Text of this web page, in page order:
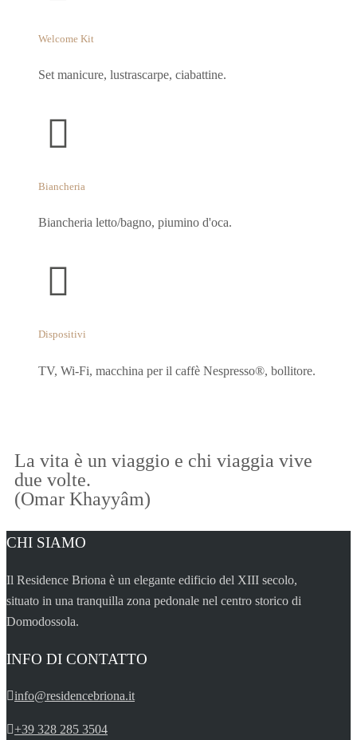
Welcome Kit
Set manicure, lustrascarpe, ciabattine.
Biancheria
Biancheria letto/bagno, piumino d'oca.
Dispositivi
TV, Wi-Fi, macchina per il caffè Nespresso®, bollitore.
La vita è un viaggio e chi viaggia vive
due volte.
(Omar Khayyâm)
CHI SIAMO
Il Residence Briona è un elegante edificio del XIII secolo,
situato in una tranquilla zona pedonale nel centro storico di
Domodossola.
INFO DI CONTATTO
info@residencebriona.it
+39 328 285 3504